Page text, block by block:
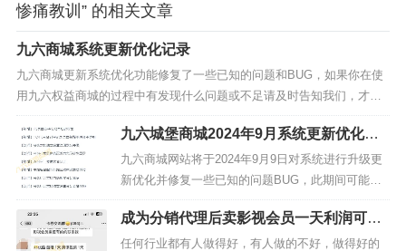
惨痛教训” 的相关文章
九六商城系统更新优化记录
九六商城更新系统优化功能修复了一些已知的问题和BUG，如果你在使
用九六权益商城的过程中有发现什么问题或不足请及时告知我们，才能
不断地提升用户体验，让商城系统更完善更好用。【修复】公告内容视
频前台不显示，字体加粗不生效问题【修复】DIY模板导航组状态控制不
生效问题【修复】H5端推荐目录中商品与后台设置...
九六城堡商城2024年9月系统更新优化升
级通知及功能详解
九六商城网站将于2024年9月9日对系统进行升级更
新优化并修复一些已知的问题BUG，此期间可能网
站访问速度可能会有些许的波动或暂存无法访问，
这是正常情况，我们将尽快升级完成恢复正常访问
网站。1、【修复】后台商户自动审核商品功能无效
成为分销代理后卖影视会员一天利润可以
多少？想知道进来看
任何行业都有人做得好，有人做的不好，做得好的